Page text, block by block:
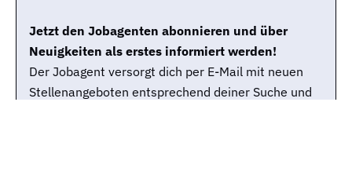
Jetzt den Jobagenten abonnieren und über
Neuigkeiten als erstes informiert werden!
Der Jobagent versorgt dich per E-Mail mit neuen
Stellenangeboten entsprechend deiner Suche und